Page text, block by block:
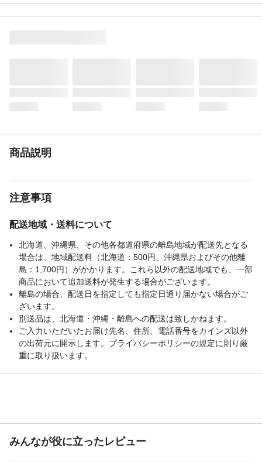
重量
7.8ｋｇ
商品説明
注意事項
配送地域・送料について
北海道、沖縄県、その他各都道府県の離島地域が配送先となる
場合は、地域配送料（北海道：500円、沖縄県およびその他離
島：1,700円）がかかります。これら以外の配送地域でも、一部
商品において追加送料が発生する場合がございます。
離島の場合、配送日を指定しても指定日通り届かない場合がご
ざいます。
別送品は、北海道・沖縄・離島への配送は致しかねます。
ご入力いただいたお届け先名、住所、電話番号をカインズ以外
の出荷元に開示します。プライバシーポリシーの規定に則り厳
重に取り扱います。
みんなが役に立ったレビュー